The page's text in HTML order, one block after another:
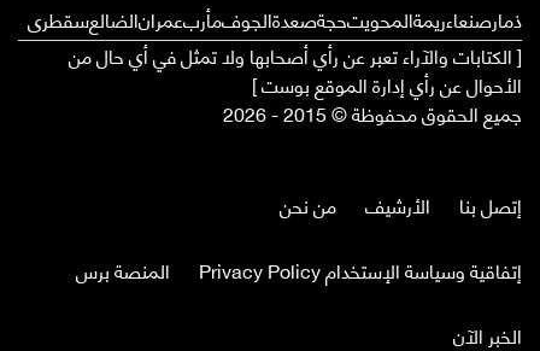
ذمارصنعاءريمةالمحويتحجةصعدةالجوفمأربعمرانالضالعسقطرى
[ الكتابات والآراء تعبر عن رأي أصحابها ولا تمثل في أي حال من
الأحوال عن رأي إدارة الموقع بوست ]
جميع الحقوق محفوظة © 2015 - 2026
إتصل بنا الأرشيف
من نحن
إتفاقية وسياسة الإستخدام Privacy Policy
المنصة برس
الخبر الآن